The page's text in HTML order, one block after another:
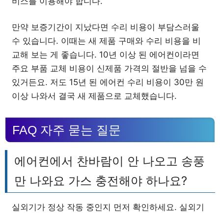
만약 보증기간이 지났다면 수리 비용이 부담스러울
수 있습니다. 이때는 새 제품 구매와 수리 비용을 비
교해 보는 게 좋습니다. 10년 이상 된 에어컨이라면
주요 부품 교체 비용이 신제품 가격의 절반을 넘을 수
있거든요. 저도 15년 된 에어컨 수리 비용이 30만 원
이상 나와서 결국 새 제품으로 교체했습니다.
FAQ 자주 묻는 질문
에어컨에서 찬바람이 안 나오고 송풍
만 나와요 가스 충전해야 하나요?
실외기가 정상 작동 중인지 먼저 확인하세요. 실외기